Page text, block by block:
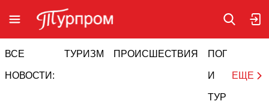
ВСЕ
НОВОСТИ:
ТУРИЗМ ПРОИСШЕСТВИЯ ПОГОДА
И
ТУРИЗМ
ЕЩЕ